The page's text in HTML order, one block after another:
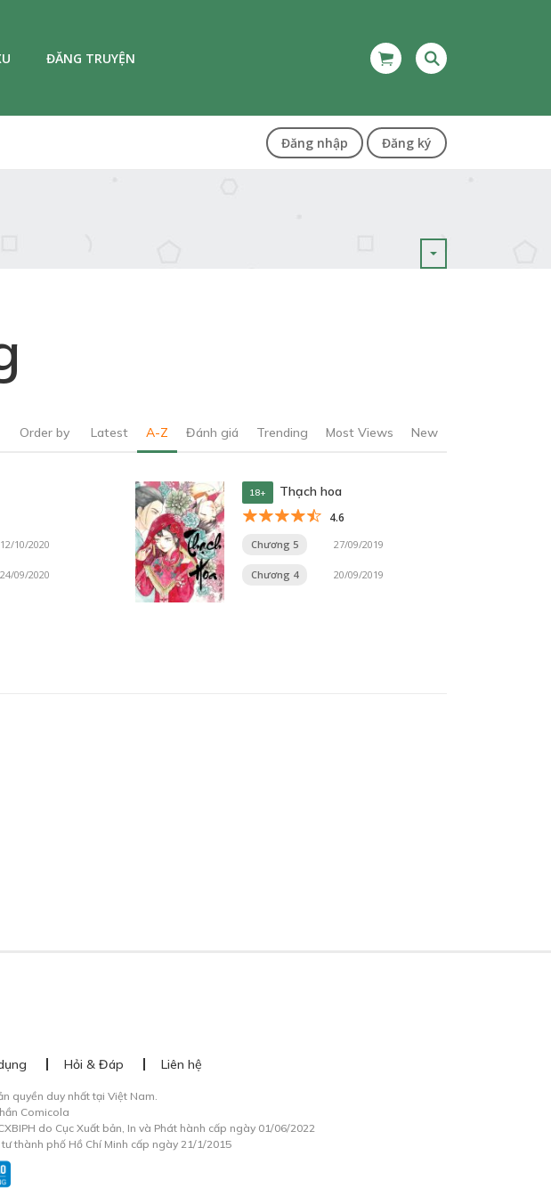
ĐĂNG TRUYỆN
Đăng nhập Đăng ký
Order by Latest A-Z Đánh giá Trending Most Views New
12/10/2020
24/09/2020
18+ Thạch hoa
4.6
Chương 5 27/09/2019
Chương 4 20/09/2019
Hỏi & Đáp Liên hệ
quyền duy nhất tại Việt Nam.
Comicola
do Cục Xuất bản, In và Phát hành cấp ngày 01/06/2022
thành phố Hồ Chí Minh cấp ngày 21/1/2015